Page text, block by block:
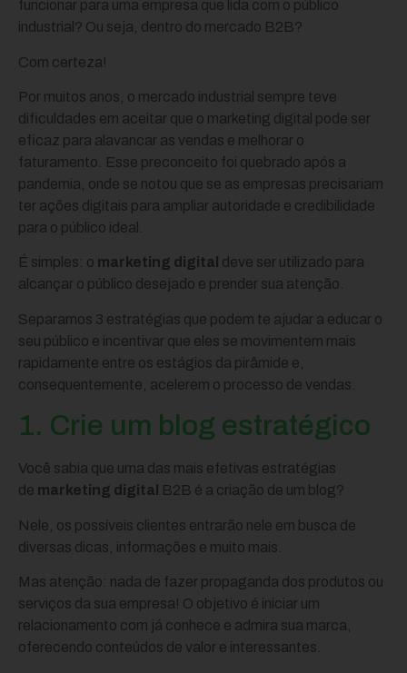
funcionar para uma empresa que lida com o público
industrial? Ou seja, dentro do mercado B2B?
Com certeza!
Por muitos anos, o mercado industrial sempre teve
dificuldades em aceitar que o marketing digital pode ser
eficaz para alavancar as vendas e melhorar o
faturamento. Esse preconceito foi quebrado após a
pandemia, onde se notou que se as empresas precisariam
ter ações digitais para ampliar autoridade e credibilidade
para o público ideal.
É simples: o marketing digital deve ser utilizado para
alcançar o público desejado e prender sua atenção.
Separamos 3 estratégias que podem te ajudar a educar o
seu público e incentivar que eles se movimentem mais
rapidamente entre os estágios da pirâmide e,
consequentemente, acelerem o processo de vendas.
1. Crie um blog estratégico
Você sabia que uma das mais efetivas estratégias
de marketing digital B2B é a criação de um blog?
Nele, os possíveis clientes entrarão nele em busca de
diversas dicas, informações e muito mais.
Mas atenção: nada de fazer propaganda dos produtos ou
serviços da sua empresa! O objetivo é iniciar um
relacionamento com já conhece e admira sua marca,
oferecendo conteúdos de valor e interessantes.